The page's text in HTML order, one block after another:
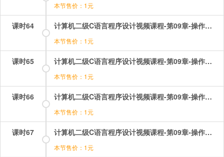
本节售价：1元
课时64 计算机二级C语言程序设计视频课程-第09章-操作：数组选择题讲解（1）.mp4
本节售价：1元
课时65 计算机二级C语言程序设计视频课程-第09章-操作：数组选择题讲解（2）.mp4
本节售价：1元
课时66 计算机二级C语言程序设计视频课程-第09章-操作：数组选择题讲解（3）.mp4
本节售价：1元
课时67 计算机二级C语言程序设计视频课程-第09章-操作：数组选择题讲解（4）.mp4
本节售价：1元